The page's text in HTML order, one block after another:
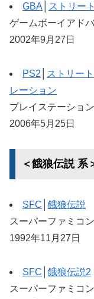
GBA
ストリー
ゲームボーイアド
2002年9月27日
PS2
ストリー
レーション
プレイステーショ
2006年5月25日
＜餓狼伝説 系
SFC
餓狼伝説
スーパーファミコン
1992年11月27日
SFC
餓狼伝説2
スーパーファミコン